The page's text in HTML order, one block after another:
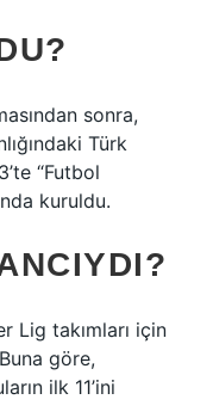
sonra,
Türk
“Futbol
kuruldu.
Lig takımları için
göre,
ilk 11’ini